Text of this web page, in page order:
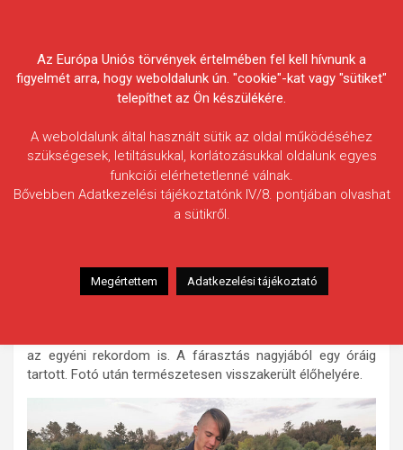
Egyesületek Szövetsége
Pavló Ádám
Halfaj: Amur
Fogott hal adatai: 21,20 kg / 94 cm
az egyéni rekordom is. A fárasztás nagyjából egy óráig
tartott. Fotó után természetesen visszakerült élőhelyére.
Az Európa Uniós törvények értelmében fel kell hívnunk a
figyelmét arra, hogy weboldalunk ún. "cookie"-kat vagy "sütiket"
telepíthet az Ön készülékére.
A weboldalunk által használt sütik az oldal működéséhez
szükségesek, letiltásukkal, korlátozásukkal oldalunk egyes
funkciói elérhetetlenné válnak.
Bővebben Adatkezelési tájékoztatónk IV/8. pontjában olvashat
a sütikről.
Megértettem Adatkezelési tájékoztató